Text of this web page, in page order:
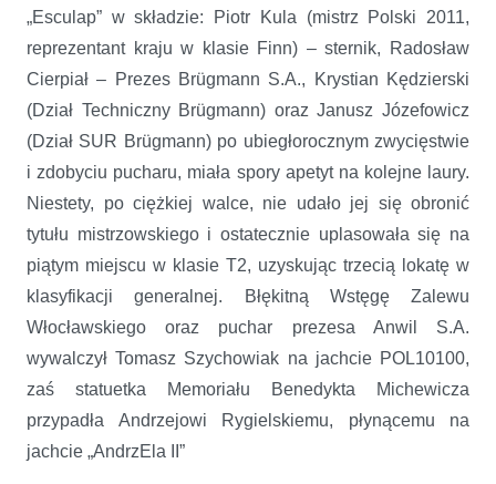
„Esculap” w składzie: Piotr Kula (mistrz Polski 2011,
reprezentant kraju w klasie Finn) – sternik, Radosław
Cierpiał – Prezes Brügmann S.A., Krystian Kędzierski
(Dział Techniczny Brügmann) oraz Janusz Józefowicz
(Dział SUR Brügmann) po ubiegłorocznym zwycięstwie
i zdobyciu pucharu, miała spory apetyt na kolejne laury.
Niestety, po ciężkiej walce, nie udało jej się obronić
tytułu mistrzowskiego i ostatecznie uplasowała się na
piątym miejscu w klasie T2, uzyskując trzecią lokatę w
klasyfikacji generalnej. Błękitną Wstęgę Zalewu
Włocławskiego oraz puchar prezesa Anwil S.A.
wywalczył Tomasz Szychowiak na jachcie POL10100,
zaś statuetka Memoriału Benedykta Michewicza
przypadła Andrzejowi Rygielskiemu, płynącemu na
jachcie „AndrzEla II”